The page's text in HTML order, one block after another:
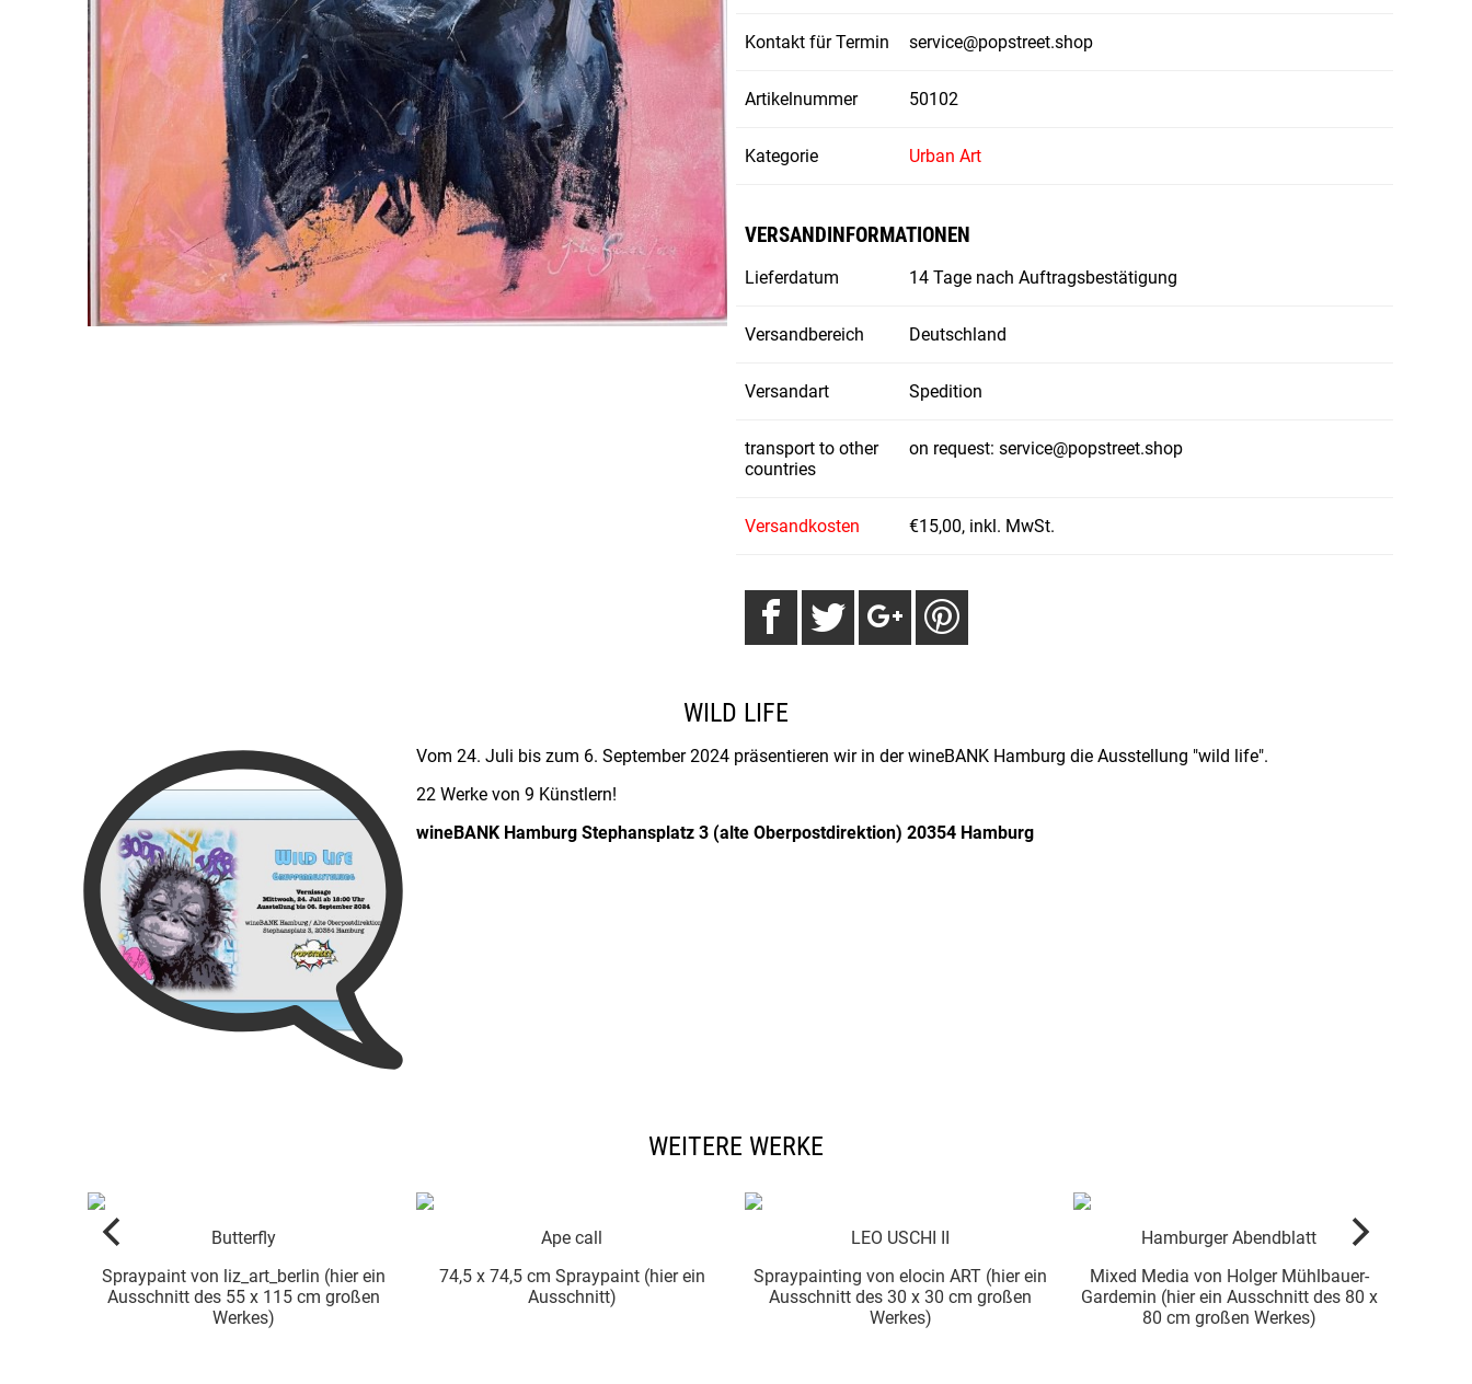
Kontakt für Termin service@popstreet.shop
Artikelnummer 50102
Kategorie Urban Art
VERSANDINFORMATIONEN
Lieferdatum 14 Tage nach Auftragsbestätigung
Versandbereich Deutschland
Versandart Spedition
transport to other
countries
on request: service@popstreet.shop
Versandkosten €15,00, inkl. MwSt.
WILD LIFE
Vom 24. Juli bis zum 6. September 2024 präsentieren wir in der wineBANK Hamburg die Ausstellung "wild life".
22 Werke von 9 Künstlern!
wineBANK Hamburg Stephansplatz 3 (alte Oberpostdirektion) 20354 Hamburg
WEITERE WERKE
LEO USCHI II
Spraypainting von elocin ART (hier ein
Ausschnitt des 30 x 30 cm großen
Hamburger Abendblatt
Mixed Media von Holger Mühlbauer-
Gardemin (hier ein Ausschnitt des 80 x
80 cm großen Werkes)
Golden Times (sold)
Spraypaint von liz_art_berlin (hier ein
Ausschnitt des 120 v 160 cm großen
Werkes)
Ape call
74,5 x 74,5 cm Spraypaint (hier ein
Ausschnitt)